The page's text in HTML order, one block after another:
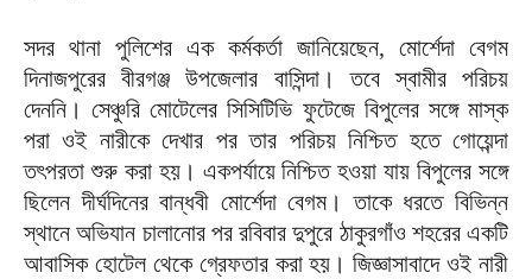
সদর থানা পুলিশের এক কর্মকর্তা জানিয়েছেন, মোর্শেদা বেগম
দিনাজপুরের বীরগঞ্জ উপজেলার বাসিন্দা। তবে স্বামীর পরিচয়
দেননি। সেঞ্চুরি মোটেলের সিসিটিভি ফুটেজে বিপুলের সঙ্গে মাস্ক
পরা ওই নারীকে দেখার পর তার পরিচয় নিশ্চিত হতে গোয়েন্দা
তৎপরতা শুরু করা হয়। একপর্যায়ে নিশ্চিত হওয়া যায় বিপুলের সঙ্গে
ছিলেন দীর্ঘদিনের বান্ধবী মোর্শেদা বেগম। তাকে ধরতে বিভিন্ন
স্থানে অভিযান চালানোর পর রবিবার দুপুরে ঠাকুরগাঁও শহরের একটি
আবাসিক হোটেল থেকে গ্রেফতার করা হয়। জিজ্ঞাসাবাদে ওই নারী